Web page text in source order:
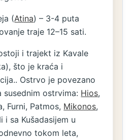
(Atina) – 3-4 puta
traje 12–15 sati.
i trajekt iz Kavale
što je kraća i
Ostrvo je povezano
susednim ostrvima: Hios,
Furni, Patmos, Mikonos,
i sa Kušadasijem u
tokom leta,